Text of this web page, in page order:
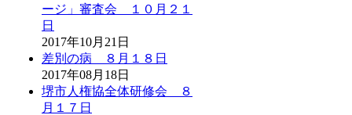
ージ」審査会 １０月２１
日
2017年10月21日
差別の病 ８月１８日
2017年08月18日
堺市人権協全体研修会 ８
月１７日